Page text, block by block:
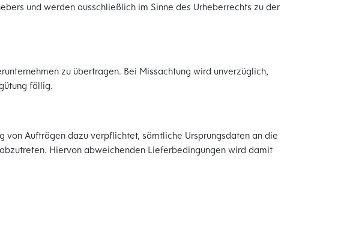
und werden ausschließlich im Sinne des Urheberrechts zu der
zu übertragen. Bei Missachtung wird unverzüglich,
fällig.
von Aufträgen dazu verpflichtet, sämtliche Ursprungsdaten an die
Hiervon abweichenden Lieferbedingungen wird damit